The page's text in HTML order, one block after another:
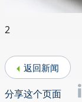
2
返回新闻
分享这个页面